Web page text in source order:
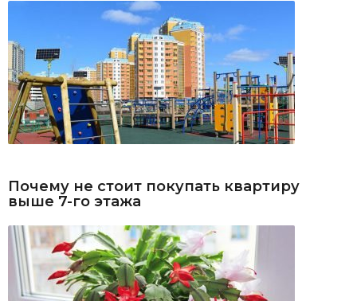
Почему не стоит покупать квартиру
выше 7-го этажа